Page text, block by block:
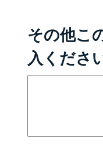
その他こ
入くださ